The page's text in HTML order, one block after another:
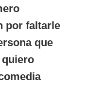
por faltarle
que
quiero